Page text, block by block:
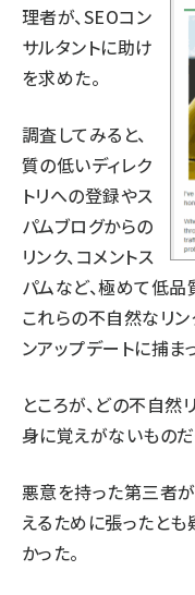
理者が、SEOコン
サルタントに助け
を求めた。
調査してみると、
質の低いディレク
トリへの登録やス
パムブログからの
リンク、コメントス
パムなど、極めて低品
これらの不自然なリン
ンアップデートに捕ま
ところが、どの不自然
身に覚えがないものだ
悪意を持った第三者
えるために張ったと
かった。